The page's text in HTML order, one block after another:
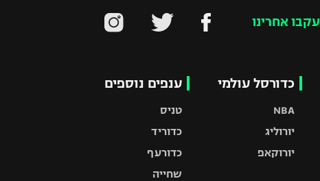
עקבו אחרינו
כדורסל עולמי
NBA
יורוליג
יורוקאפ
ענפים נוספים
טניס
כדוריד
כדורעף
שחייה